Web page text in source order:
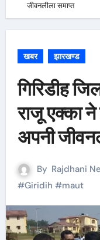
जीवनलीला समाप्त
खबर झारखण्ड
गिरिडीह
राजू एक्का
अपनी
By Rajdhani
#Giridih #maut